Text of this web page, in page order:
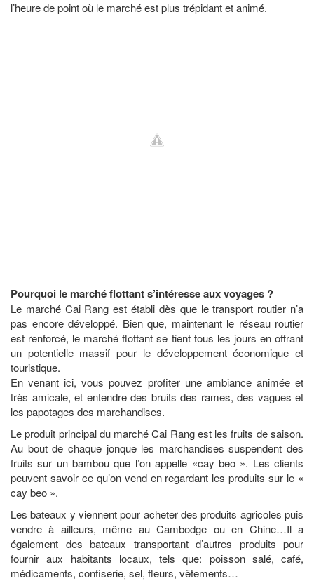
l’heure de point où le marché est plus trépidant et animé.
Pourquoi le marché flottant s’intéresse aux voyages ?
Le marché Cai Rang est établi dès que le transport routier n’a
pas encore développé. Bien que, maintenant le réseau routier
est renforcé, le marché flottant se tient tous les jours en offrant
un potentielle massif pour le développement économique et
touristique.
En venant ici, vous pouvez profiter une ambiance animée et
très amicale, et entendre des bruits des rames, des vagues et
les papotages des marchandises.
Le produit principal du marché Cai Rang est les fruits de saison.
Au bout de chaque jonque les marchandises suspendent des
fruits sur un bambou que l’on appelle «cay beo ». Les clients
peuvent savoir ce qu’on vend en regardant les produits sur le «
cay beo ».
Les bateaux y viennent pour acheter des produits agricoles puis
vendre à ailleurs, même au Cambodge ou en Chine…Il a
également des bateaux transportant d’autres produits pour
fournir aux habitants locaux, tels que: poisson salé, café,
médicaments, confiserie, sel, fleurs, vêtements…